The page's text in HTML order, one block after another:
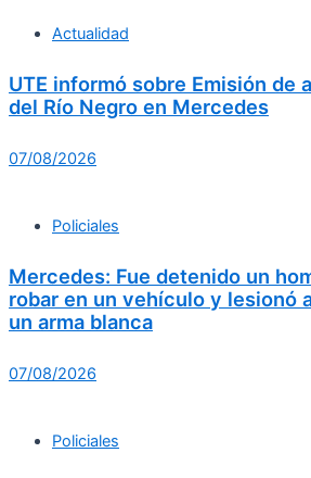
Actualidad
UTE informó sobre Emisión de
del Río Negro en Mercedes
07/08/2026
Policiales
Mercedes: Fue detenido un
robar en un vehículo y lesionó
un arma blanca
07/08/2026
Policiales